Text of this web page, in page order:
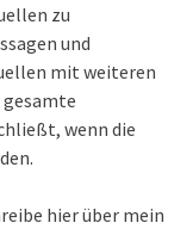
zu
und
mit weiteren
wenn die
hier über mein